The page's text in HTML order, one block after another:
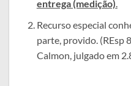
entrega (medição).
Recurso especial
parte, provido. (REsp
Calmon, julgado em